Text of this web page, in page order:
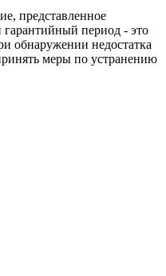
представленное
период - это
обнаружении недостатка
меры по устранению